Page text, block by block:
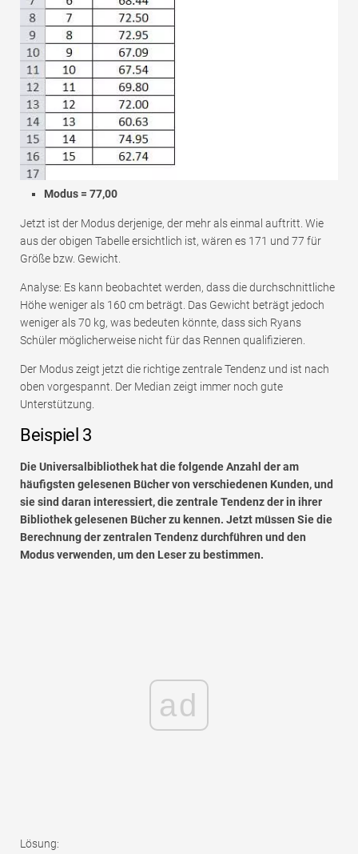
Modus = 77,00
Jetzt ist der Modus derjenige, der mehr als einmal auftritt. Wie
aus der obigen Tabelle ersichtlich ist, wären es 171 und 77 für
Größe bzw. Gewicht.
Analyse: Es kann beobachtet werden, dass die durchschnittliche
Höhe weniger als 160 cm beträgt. Das Gewicht beträgt jedoch
weniger als 70 kg, was bedeuten könnte, dass sich Ryans
Schüler möglicherweise nicht für das Rennen qualifizieren.
Der Modus zeigt jetzt die richtige zentrale Tendenz und ist nach
oben vorgespannt. Der Median zeigt immer noch gute
Unterstützung.
Beispiel 3
Die Universalbibliothek hat die folgende Anzahl der am
häufigsten gelesenen Bücher von verschiedenen Kunden, und
sie sind daran interessiert, die zentrale Tendenz der in ihrer
Bibliothek gelesenen Bücher zu kennen. Jetzt müssen Sie die
Berechnung der zentralen Tendenz durchführen und den
Modus verwenden, um den Leser zu bestimmen.
ad
Lösung: